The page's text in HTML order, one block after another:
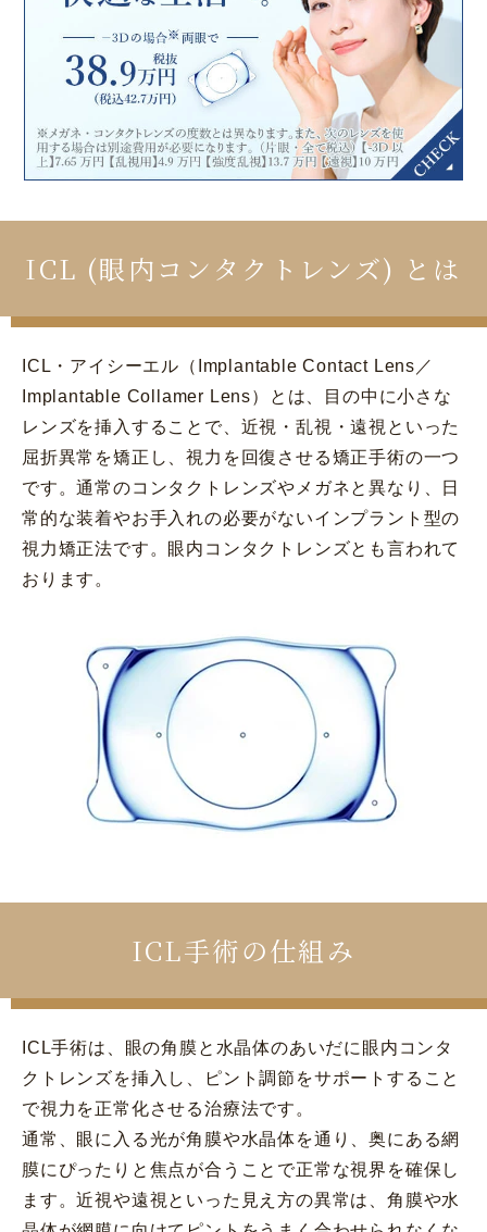
お知らせ
学会発表 / 論文 /
報道・メディア出演
ホーム
採用情報
迷惑行為に対するの当院の対応に関して
ICL (眼内コンタクトレンズ) とは
ICL・アイシーエル（Implantable Contact Lens／
Implantable Collamer Lens）とは、目の中に小さな
レンズを挿入することで、近視・乱視・遠視といった
屈折異常を矯正し、視力を回復させる矯正手術の一つ
です。通常のコンタクトレンズやメガネと異なり、日
常的な装着やお手入れの必要がないインプラント型の
視力矯正法です。眼内コンタクトレンズとも言われて
おります。
ICL手術の仕組み
ICL手術は、眼の角膜と水晶体のあいだに眼内コンタ
クトレンズを挿入し、ピント調節をサポートすること
で視力を正常化させる治療法です。
通常、眼に入る光が角膜や水晶体を通り、奥にある網
膜にぴったりと焦点が合うことで正常な視界を確保し
ます。近視や遠視といった見え方の異常は、角膜や水